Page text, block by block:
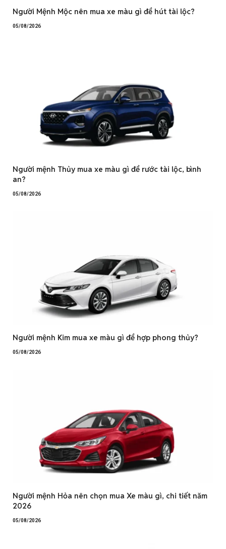
Người Mệnh Mộc nên mua xe màu gì để hút tài lộc?
05/08/2026
Người mệnh Thủy mua xe màu gì để rước tài lộc, bình
an?
05/08/2026
Người mệnh Kim mua xe màu gì để hợp phong thủy?
05/08/2026
Người mệnh Hỏa nên chọn mua Xe màu gì, chi tiết năm
2026
05/08/2026